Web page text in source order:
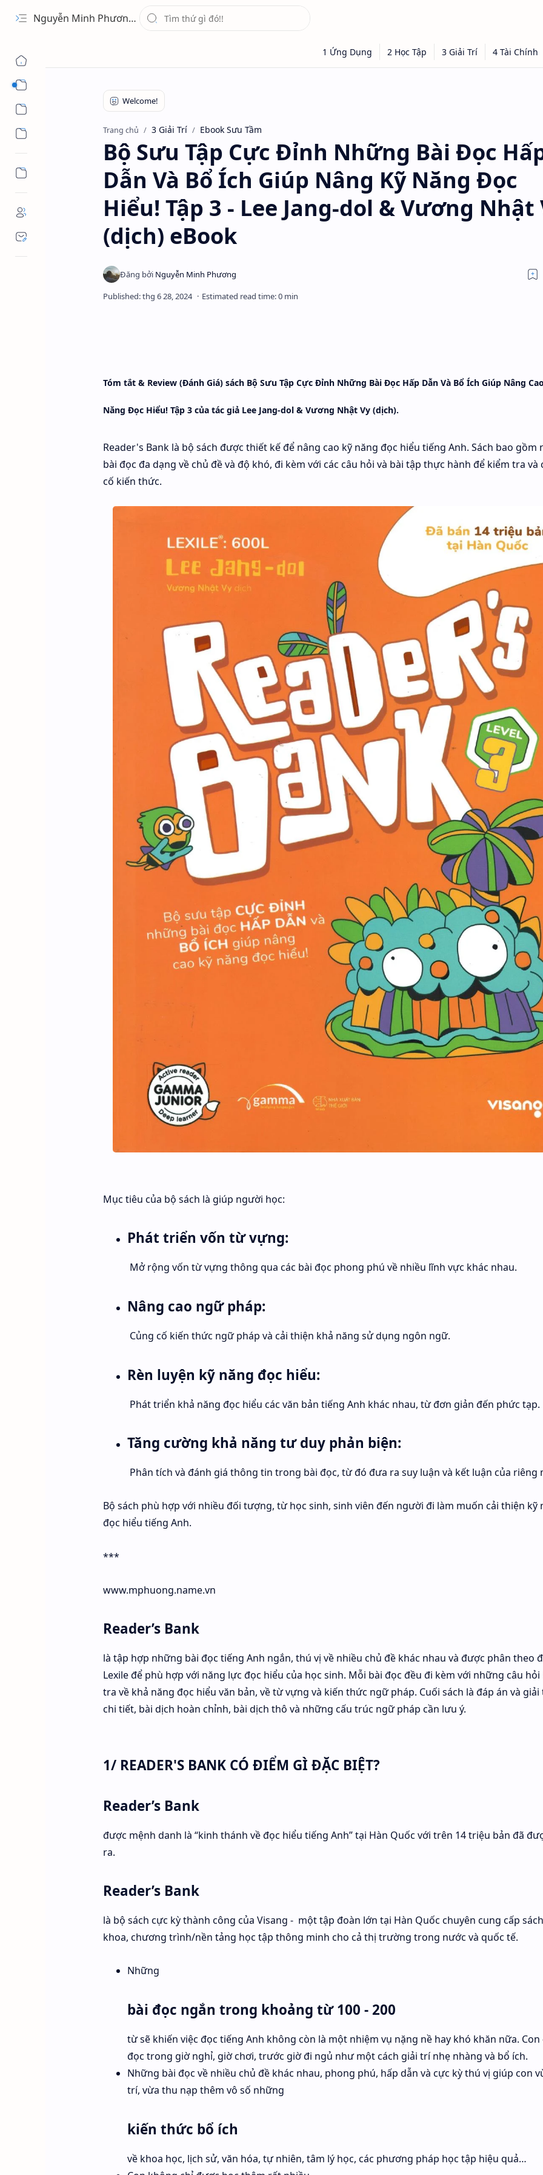
Nguyễn Minh Phương - Blog Chia sẻ Kiến thức Chứng khoán & Tài liệu Toán học
Trang chủ 3 Giải Trí Ebook Sưu Tầm
Bộ Sưu Tập Cực Đỉnh Những Bài Đọc
Dẫn Và Bổ Ích Giúp Nâng Kỹ Năng Đọc
Hiểu! Tập 3 - Lee Jang-dol & Vương Nhật
(dịch) eBook
Tóm tắt & Review (Đánh Giá) sách Bộ Sưu Tập Cực Đỉnh Những Bài Đọc Hấp Dẫn Và Bổ Ích Giúp Nâng
Năng Đọc Hiểu! Tập 3 của tác giả Lee Jang-dol & Vương Nhật Vy (dịch).
Reader's Bank là bộ sách được thiết kế để nâng cao kỹ năng đọc hiểu tiếng Anh. Sách bao gồm
bài đọc đa dạng về chủ đề và độ khó, đi kèm với các câu hỏi và bài tập thực hành để kiểm tra và
cố kiến thức.
Mục tiêu của bộ sách là giúp người học:
Phát triển vốn từ vựng:
Mở rộng vốn từ vựng thông qua các bài đọc phong phú về nhiều lĩnh vực khác nhau.
Nâng cao ngữ pháp:
Củng cố kiến thức ngữ pháp và cải thiện khả năng sử dụng ngôn ngữ.
Rèn luyện kỹ năng đọc hiểu:
Phát triển khả năng đọc hiểu các văn bản tiếng Anh khác nhau, từ đơn giản đến phức tạp.
Tăng cường khả năng tư duy phản biện:
Phân tích và đánh giá thông tin trong bài đọc, từ đó đưa ra suy luận và kết luận của riêng
Bộ sách phù hợp với nhiều đối tượng, từ học sinh, sinh viên đến người đi làm muốn cải thiện kỹ
đọc hiểu tiếng Anh.
***
www.mphuong.name.vn
Reader’s Bank
là tập hợp những bài đọc tiếng Anh ngắn, thú vị về nhiều chủ đề khác nhau và được phân theo
Lexile để phù hợp với năng lực đọc hiểu của học sinh. Mỗi bài đọc đều đi kèm với những câu hỏi
tra về khả năng đọc hiểu văn bản, về từ vựng và kiến thức ngữ pháp. Cuối sách là đáp án và giải
chi tiết, bài dịch hoàn chỉnh, bài dịch thô và những cấu trúc ngữ pháp cần lưu ý.
1/ READER'S BANK CÓ ĐIỂM GÌ ĐẶC BIỆT?
Reader’s Bank
được mệnh danh là “kinh thánh về đọc hiểu tiếng Anh” tại Hàn Quốc với trên 14 triệu bản đã
ra.
Reader’s Bank
là bộ sách cực kỳ thành công của Visang - một tập đoàn lớn tại Hàn Quốc chuyên cung cấp
khoa, chương trình/nền tảng học tập thông minh cho cả thị trường trong nước và quốc tế.
Những
bài đọc ngắn trong khoảng từ 100 - 200
từ sẽ khiến việc đọc tiếng Anh không còn là một nhiệm vụ nặng nề hay khó khăn nữa. Con
đọc trong giờ nghỉ, giờ chơi, trước giờ đi ngủ như một cách giải trí nhẹ nhàng và bổ ích.
Những bài đọc về nhiều chủ đề khác nhau, phong phú, hấp dẫn và cực kỳ thú vị giúp con
trí, vừa thu nạp thêm vô số những
kiến thức bổ ích
về khoa học, lịch sử, văn hóa, tự nhiên, tâm lý học, các phương pháp học tập hiệu quả…